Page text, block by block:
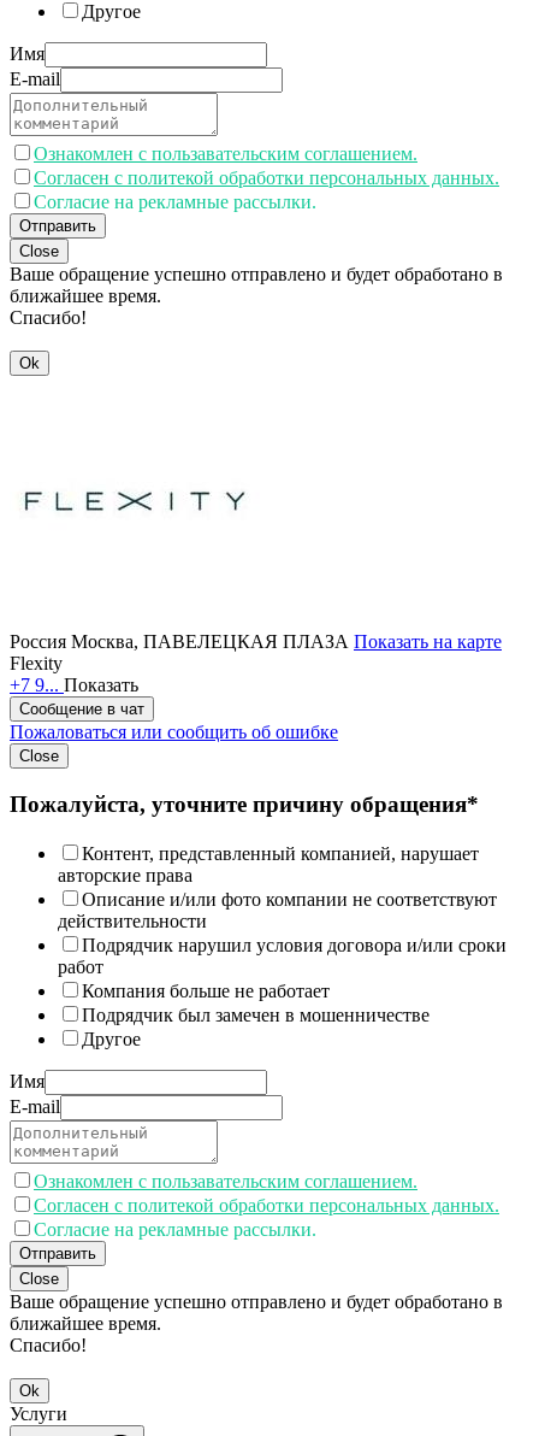
Другое
Имя
E-mail
Ознакомлен с пользавательским соглашением.
Согласен с политекой обработки персональных данных.
Согласие на рекламные рассылки.
Отправить
Close
Ваше обращение успешно отправлено и будет обработано в
ближайшее время.
Спасибо!
Ok
Россия Москва, ПАВЕЛЕЦКАЯ ПЛАЗА Показать на карте
Flexity
+7 9... Показать
Сообщение в чат
Пожаловаться или сообщить об ошибке
Close
Пожалуйста, уточните причину обращения*
Контент, представленный компанией, нарушает
авторские права
Описание и/или фото компании не соответствуют
действительности
Подрядчик нарушил условия договора и/или сроки
работ
Компания больше не работает
Подрядчик был замечен в мошенничестве
Другое
Имя
E-mail
Ознакомлен с пользавательским соглашением.
Согласен с политекой обработки персональных данных.
Согласие на рекламные рассылки.
Отправить
Close
Ваше обращение успешно отправлено и будет обработано в
ближайшее время.
Спасибо!
Ok
Услуги